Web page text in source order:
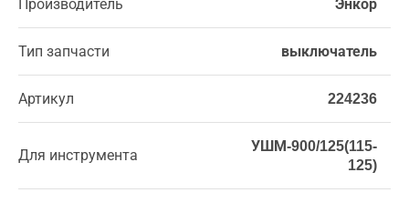
Производитель Энкор
Тип запчасти выключатель
Артикул 224236
Для инструмента
УШМ-900/125(115-
125)